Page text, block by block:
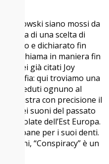
i Vikowski siano mossi da
tratta di una scelta di
preciso e dichiarato fin
richiama in maniera fin
dei già citati Joy
qui troviamo una
soli, seduti ognuno al
illustra con precisione il
e quei suoni del passato
desolate dell’Est Europa.
pane per i suoi denti.
suoni, “Conspiracy” è un